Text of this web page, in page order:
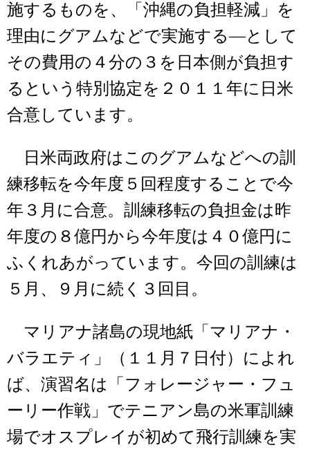
施するものを、「沖縄の負担軽減」を
理由にグアムなどで実施する―として
その費用の４分の３を日本側が負担す
るという特別協定を２０１１年に日米
合意しています。
日米両政府はこのグアムなどへの訓
練移転を今年度５回程度することで今
年３月に合意。訓練移転の負担金は昨
年度の８億円から今年度は４０億円に
ふくれあがっています。今回の訓練は
５月、９月に続く３回目。
マリアナ諸島の現地紙「マリアナ・
バラエティ」（１１月７日付）によれ
ば、演習名は「フォレージャー・フュ
ーリー作戦」でテニアン島の米軍訓練
場でオスプレイが初めて飛行訓練を実